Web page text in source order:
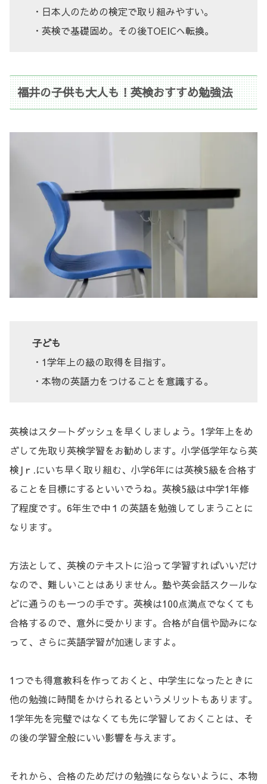
・日本人のための検定で取り組みやすい。
・英検で基礎固め。その後TOEICへ転換。
福井の子供も大人も！英検おすすめ勉強法
子ども
・1学年上の級の取得を目指す。
・本物の英語力をつけることを意識する。
英検はスタートダッシュを早くしましょう。1学年上をめ
ざして先取り英検学習をお勧めします。小学低学年なら英
検Jｒ.にいち早く取り組む、小学6年には英検5級を合格す
ることを目標にするといいでうね。英検5級は中学1年修
了程度です。6年生で中１の英語を勉強してしまうことに
なります。
方法として、英検のテキストに沿って学習すればいいだけ
なので、難しいことはありません。塾や英会話スクールな
どに通うのも一つの手です。英検は100点満点でなくても
合格するので、意外に受かります。合格が自信や励みにな
って、さらに英語学習が加速しますよ。
1つでも得意教科を作っておくと、中学生になったときに
他の勉強に時間をかけられるというメリットもあります。
1学年先を完璧ではなくても先に学習しておくことは、そ
の後の学習全般にいい影響を与えます。
それから、合格のためだけの勉強にならないように、本物